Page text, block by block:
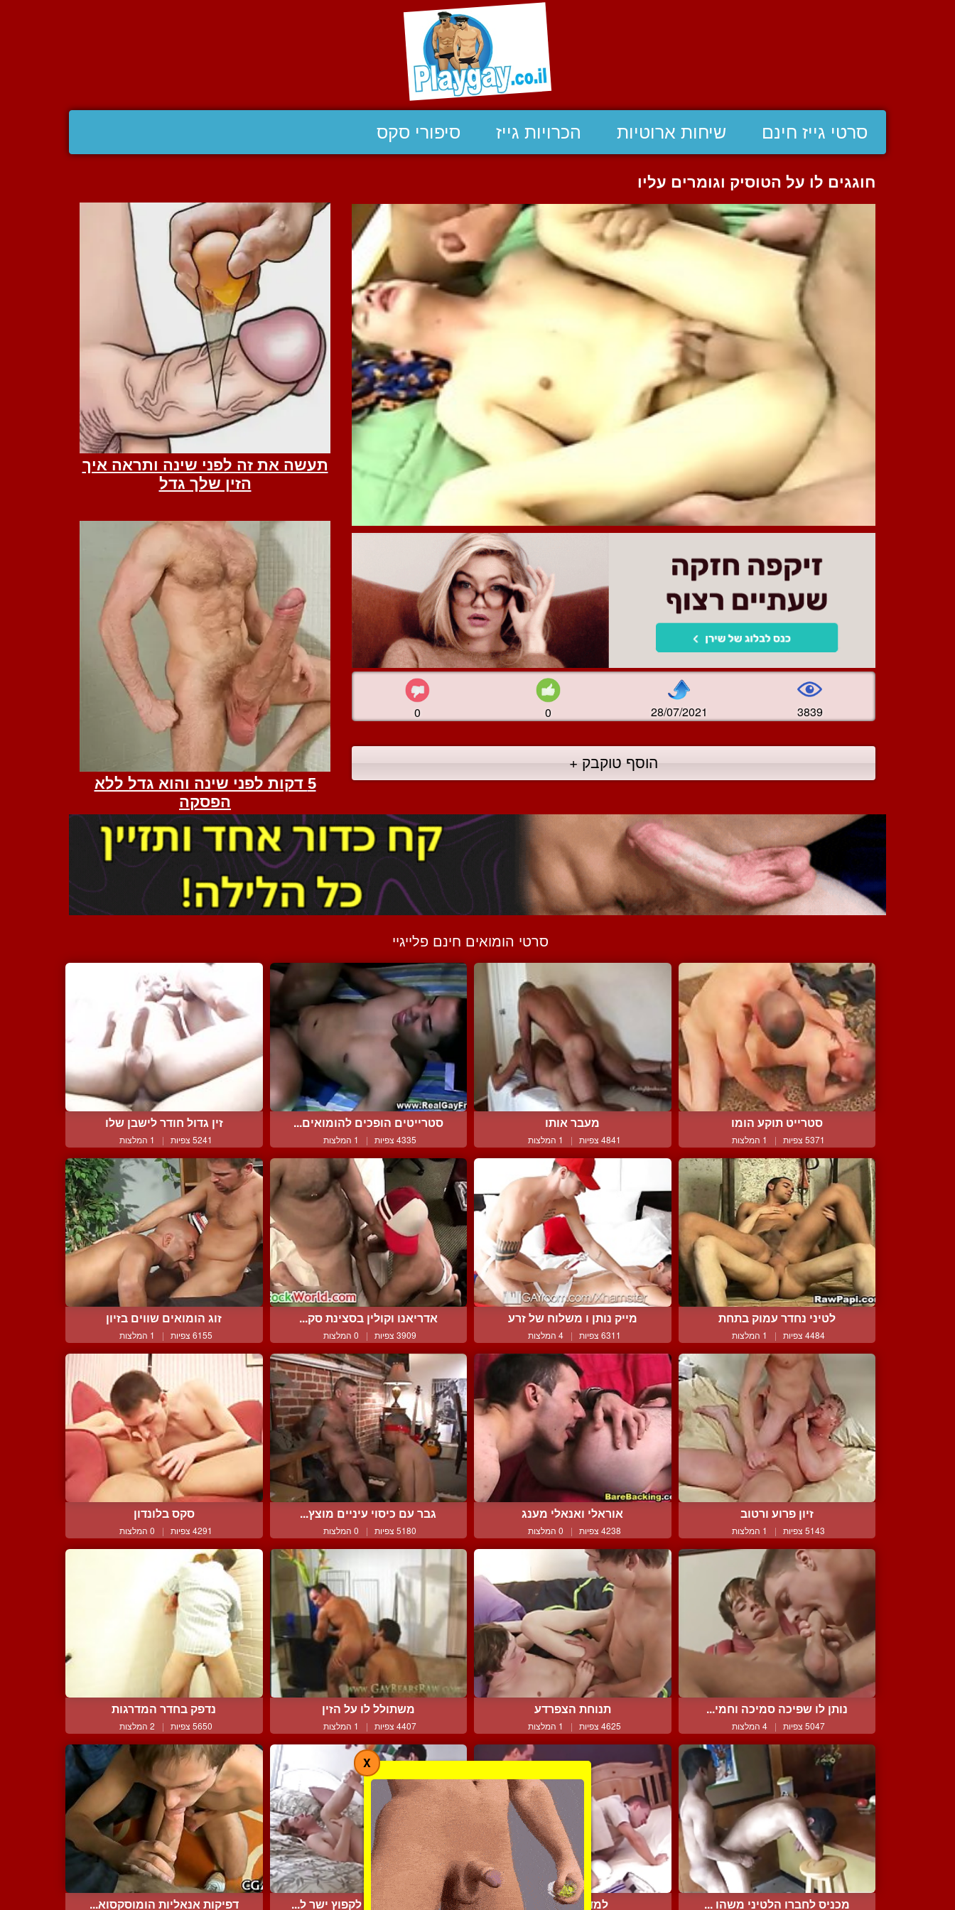
סרטי גייז חינם שיחות ארוטיות הכרויות גייז סיפורי סקס
חוגגים לו על הטוסיק וגומרים עליו
0 0 28/07/2021 3839
הוסף טוקבק +
סרטי הומואים חינם פלייגיי
סטרייט תוקע הומו
5371 צפיות | 1 המלצות
מעבר אותו
4841 צפיות | 1 המלצות
סטרייטים הופכים להומואים...
4335 צפיות | 1 המלצות
זין גדול חודר לישבן שלו
5241 צפיות | 1 המלצות
לטיני נחדר עמוק בתחת
4484 צפיות | 1 המלצות
מייק נותן ו משלוח של זרע
6311 צפיות | 4 המלצות
אדריאנו וקולין בסצינת סק...
3909 צפיות | 0 המלצות
זוג הומואים שווים בזיון
6155 צפיות | 1 המלצות
זיון פרוע ורטוב
5143 צפיות | 1 המלצות
אוראלי ואנאלי מענג
4238 צפיות | 0 המלצות
גבר עם כיסוי עיניים מוצץ...
5180 צפיות | 0 המלצות
סקס בלונדון
4291 צפיות | 0 המלצות
נותן לו שפיכה סמיכה וחמי...
5047 צפיות | 4 המלצות
תנוחת הצפרדע
4625 צפיות | 1 המלצות
משתולל לו על הזין
4407 צפיות | 1 המלצות
נדפק בחדר המדרגות
5650 צפיות | 2 המלצות
מכניס לחברו הלטיני משהו ... למד אותי לקח הם לא מהססים לקפוץ ישר ל... דפיקות אנאליות הומוסקסוא...
X